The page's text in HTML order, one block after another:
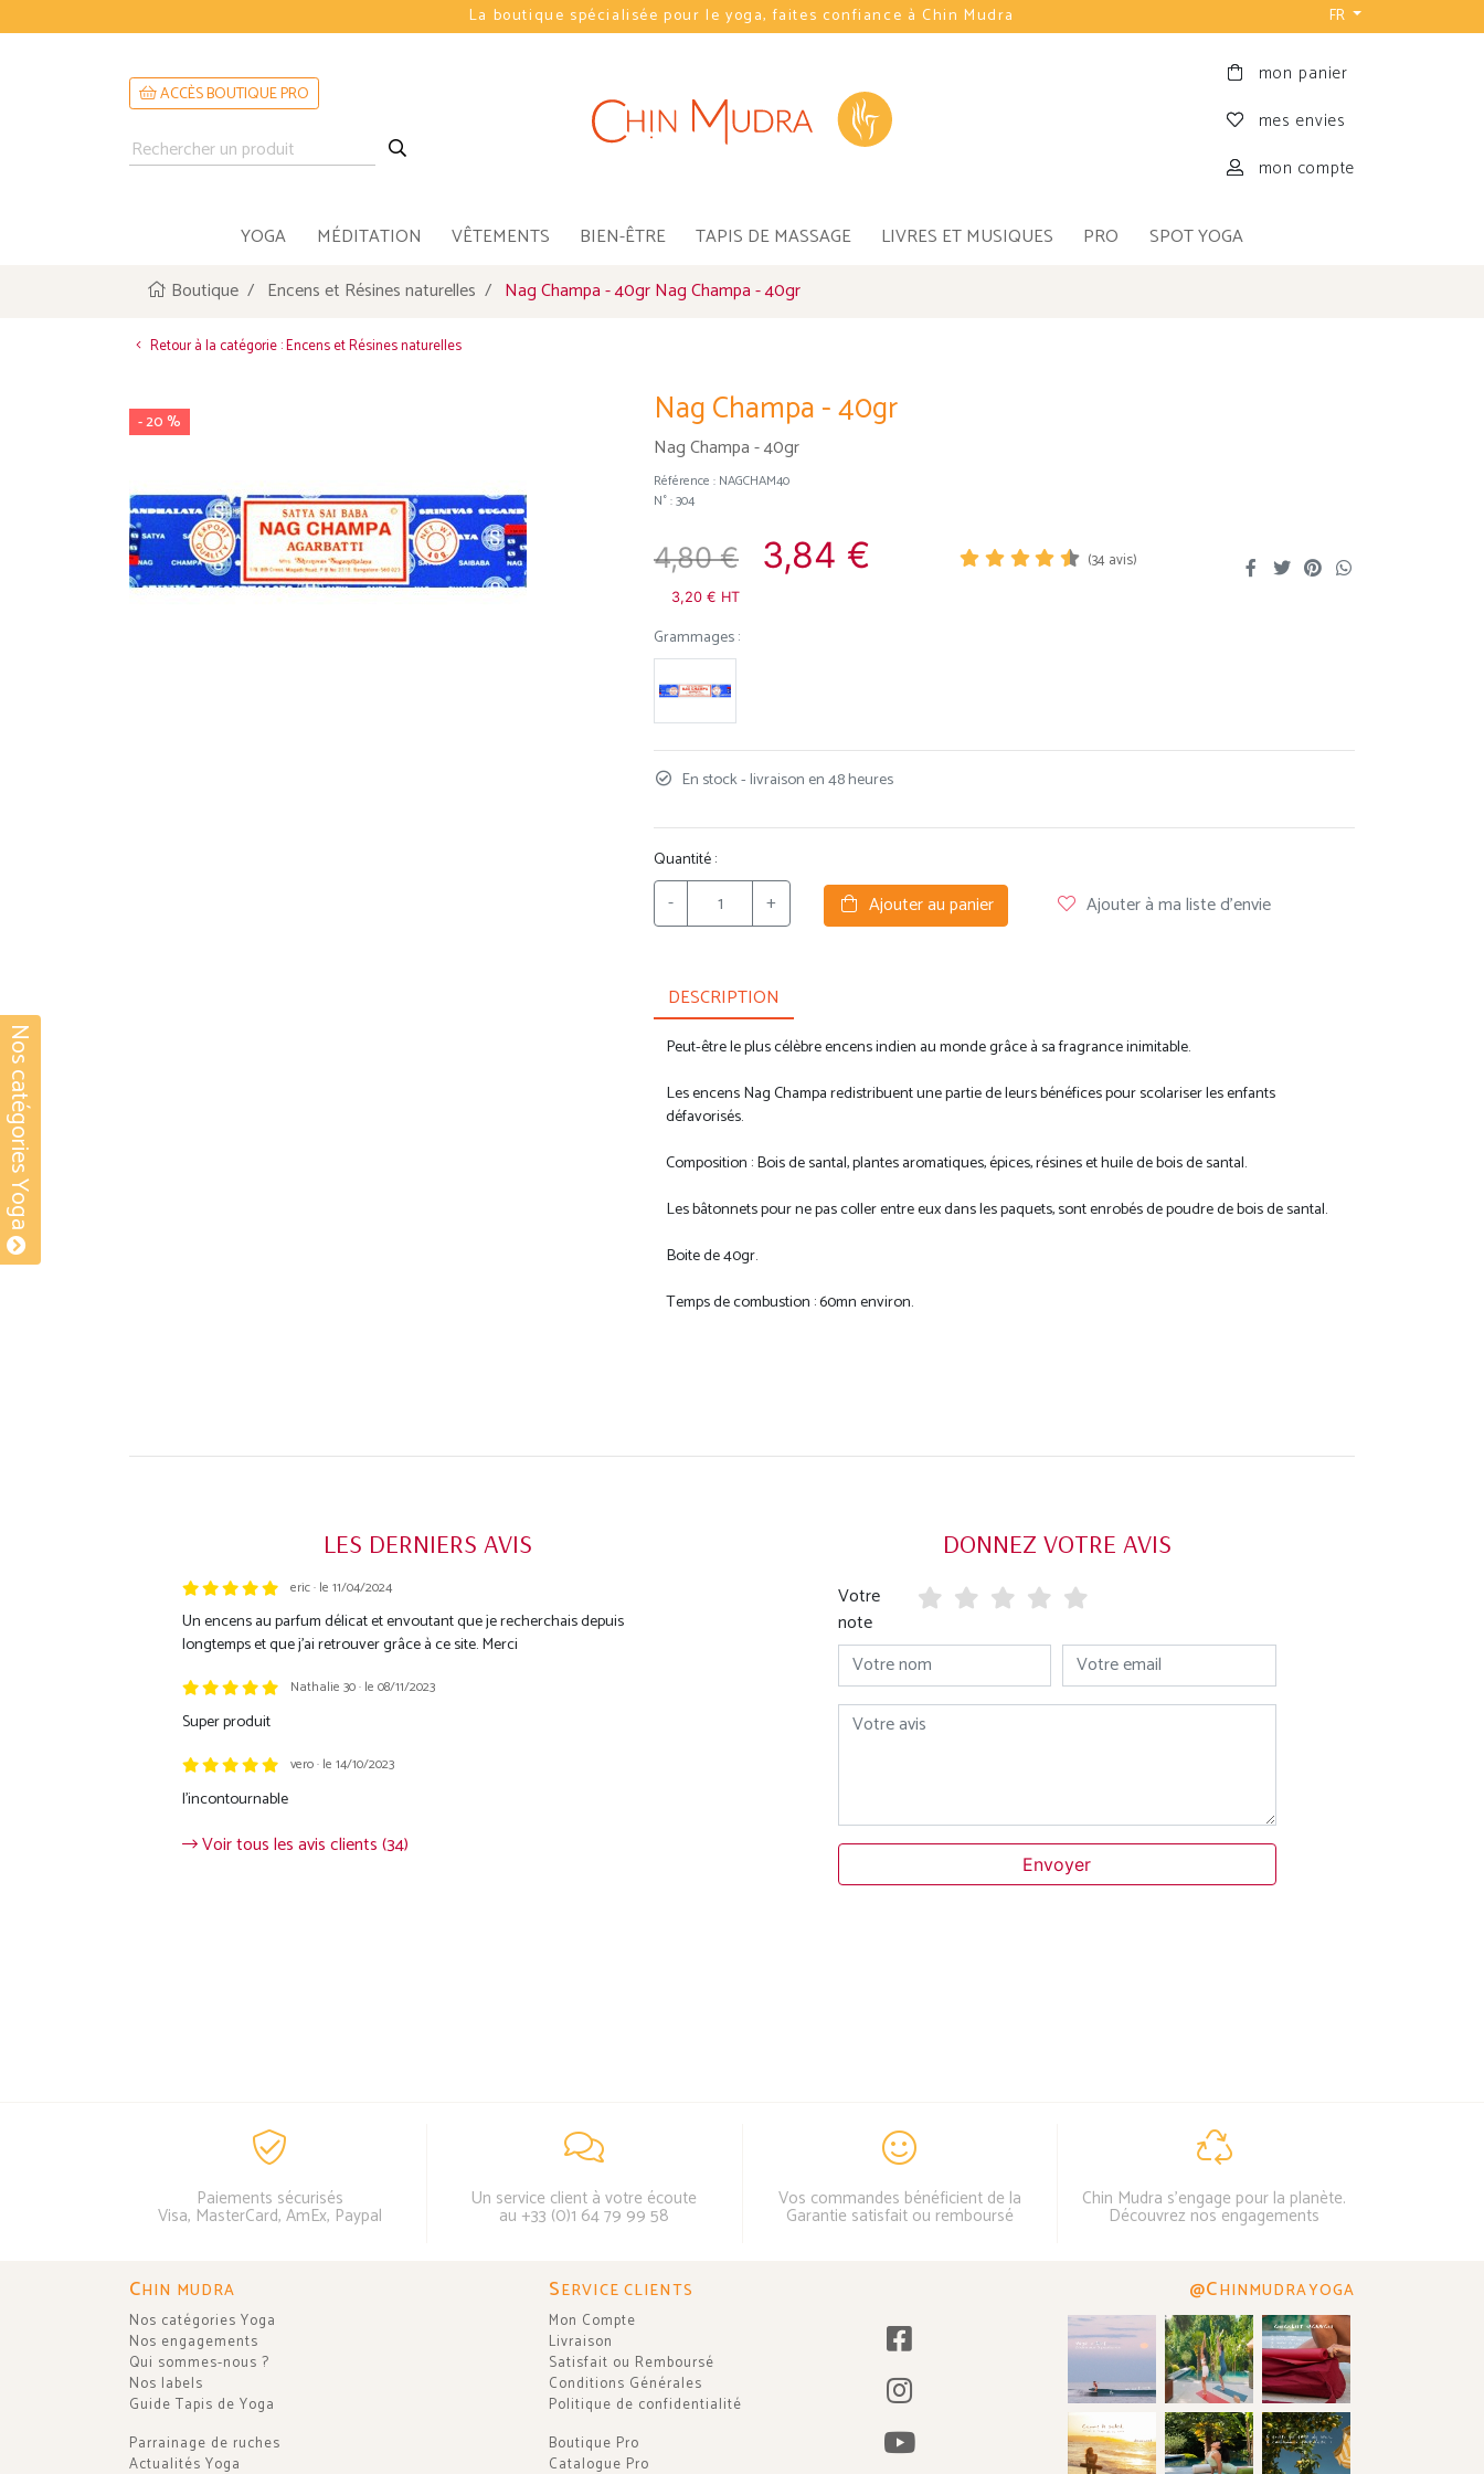
La boutique spécialisée pour le yoga, faites confiance à Chin Mudra FR
ACCÈS BOUTIQUE PRO
mon panier
mes envies
mon compte
YOGA MÉDITATION VÊTEMENTS BIEN-ÊTRE TAPIS DE MASSAGE LIVRES ET MUSIQUES PRO SPOT YOGA
Nos catégories Yoga
Boutique Encens et Résines naturelles Nag Champa - 40gr Nag Champa - 40gr
Retour à la catégorie : Encens et Résines naturelles
- 20 % Nag Champa - 40gr
Nag Champa - 40gr
Référence : NAGCHAM40
N° : 304
4,80 € 3,84 €
3,20 € HT
(34avis)
Grammages :
En stock - livraison en 48 heures
Quantité :
- + Ajouter au panier Ajouter à ma liste d'envie
DESCRIPTION
Peut-être le plus célèbre encens indien au monde grâce à sa fragrance inimitable.
Les encens Nag Champa redistribuent une partie de leurs bénéfices pour scolariser les enfants
défavorisés.
Composition : Bois de santal, plantes aromatiques, épices, résines et huile de bois de santal.
Les bâtonnets pour ne pas coller entre eux dans les paquets, sont enrobés de poudre de bois de santal.
Boite de 40gr.
Temps de combustion : 60mn environ.
LES DERNIERS AVIS
Trustpilot eric · le 11/04/2024
Un encens au parfum délicat et envoutant que je recherchais depuis
longtemps et que j'ai retrouver grâce à ce site. Merci
Nathalie 30 · le 08/11/2023
Super produit
vero · le 14/10/2023
l'incontournable
Voir tous les avis clients (34)
DONNEZ VOTRE AVIS
Votre
note
Votre nom Votre email
Votre avis
Envoyer
Paiements sécurisés
Visa, MasterCard, AmEx, Paypal
Un service client à votre écoute
au +33 (0)1 64 79 99 58
Vos commandes bénéficient de la
Garantie satisfait ou remboursé
Chin Mudra s'engage pour la planète.
Découvrez nos engagements
CHIN MUDRA
Nos catégories Yoga
Nos engagements
Qui sommes-nous ?
Nos labels
Guide Tapis de Yoga
Parrainage de ruches
Actualités Yoga
SERVICE CLIENTS
Mon Compte
Livraison
Satisfait ou Remboursé
Conditions Générales
Politique de confidentialité
Boutique Pro
Catalogue Pro
@CHINMUDRAYOGA